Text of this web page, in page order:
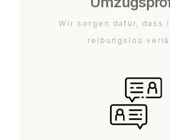
Wir sorgen dafür, dass
reibungslos